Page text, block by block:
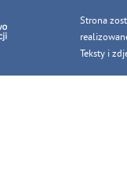
Strona
Teksty i